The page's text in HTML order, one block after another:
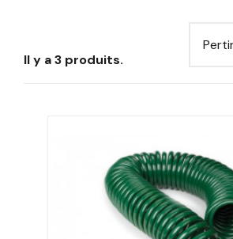
Il y a 3 produits.